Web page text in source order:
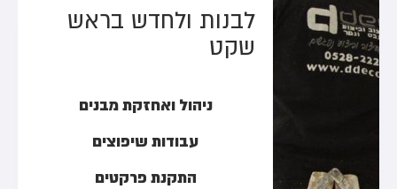
לבנות ולחדש בראש
שקט
ניהול ואחזקת מבנים
עבודות שיפוצים
התקנת פרקטים